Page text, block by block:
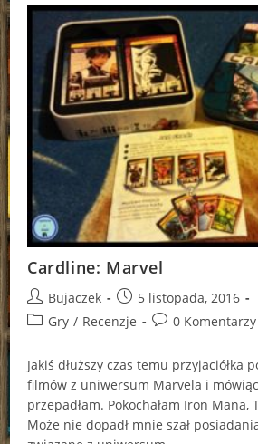
Cardline: Marvel
Post
author:
Bujaczek
Post
published:
5 listopada, 2016
PostGry / Recenzje
Post0 Komentarzy
Jakiś dłuższy czas temu przyjaciółka
filmów z uniwersum Marvela i
przepadłam. Pokochałam Iron Mana,
Może nie dopadł mnie szał